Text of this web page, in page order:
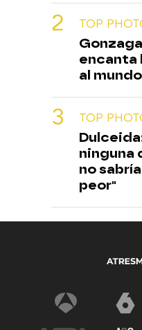
TOP
encanta
al
TOP
ninguna
no
peor"